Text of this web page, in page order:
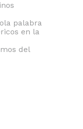
palabra
en la
del